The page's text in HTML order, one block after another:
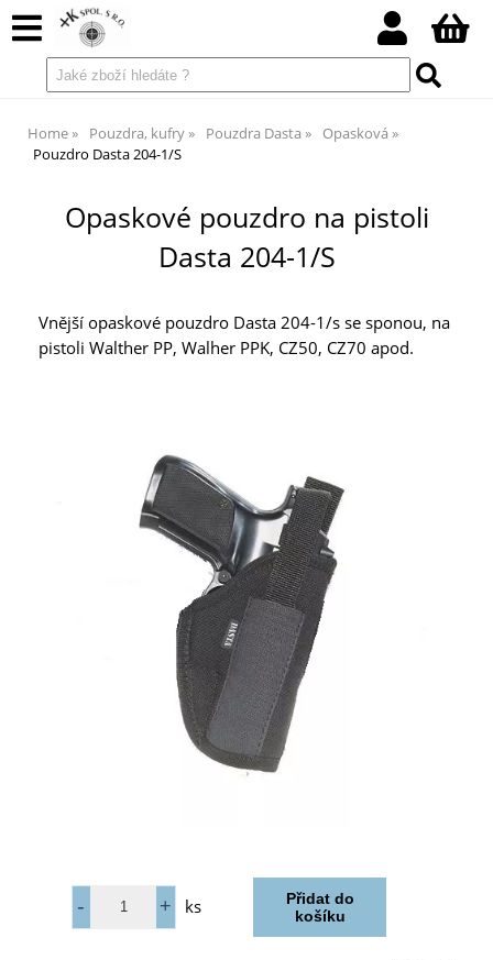
Home Pouzdra, kufry Pouzdra Dasta
Opasková
Pouzdro Dasta 204-1/S
Opaskové pouzdro na pistoli
Dasta 204-1/S
Vnější opaskové pouzdro Dasta 204-1/s se sponou, na
pistoli Walther PP, Walher PPK, CZ50, CZ70 apod.
ks